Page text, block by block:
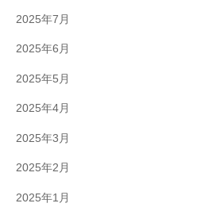
2025年7月
2025年6月
2025年5月
2025年4月
2025年3月
2025年2月
2025年1月